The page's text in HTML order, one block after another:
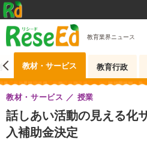
教育業界ニュース
教材・サービス 教育行政
話しあい活動の見える化
入補助金決定
教材・サービス 授業